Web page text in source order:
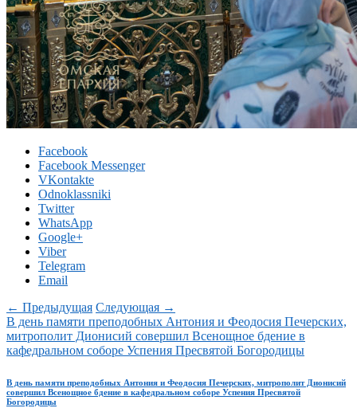
Facebook
Facebook Messenger
VKontakte
Odnoklassniki
Twitter
WhatsApp
Google+
Viber
Telegram
Email
← Предыдущая Следующая →
В день памяти преподобных Антония и Феодосия Печерских,
митрополит Дионисий совершил Всенощное бдение в
кафедральном соборе Успения Пресвятой Богородицы
В день памяти преподобных Антония и Феодосия Печерских, митрополит Дионисий
совершил Всенощное бдение в кафедральном соборе Успения Пресвятой
Богородицы